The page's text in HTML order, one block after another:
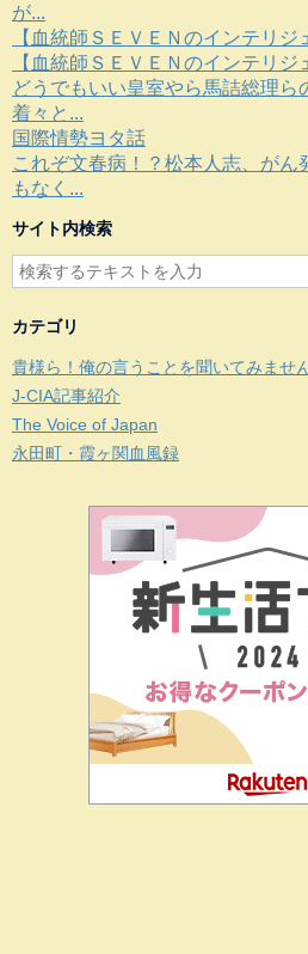
が...
【血統師ＳＥＶＥＮのインテリジ
【血統師ＳＥＶＥＮのインテリジ
どうでもいい皇室やら馬詰総理ら
着々と...
国際情勢ヨタ話
これぞ文春病！？松本人志、がん
もなく...
サイト内検索
カテゴリ
貴様ら！俺の言うことを聞いてみませ
J-CIA記事紹介
The Voice of Japan
永田町・霞ヶ関血風録